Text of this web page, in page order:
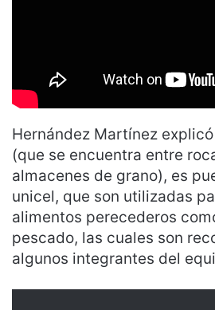
Hernández Martínez
(que se encuentra entre
almacenes de grano), es
unicel, que son utilizadas
alimentos perecederos
pescado, las cuales son
algunos integrantes del